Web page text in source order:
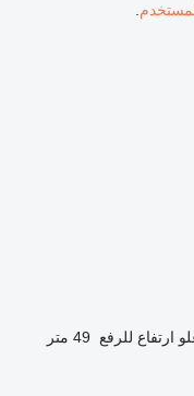
ارتفاع للرفع
49 متر